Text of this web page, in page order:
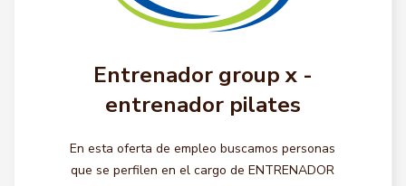
Entrenador group x -
entrenador pilates
En esta oferta de empleo buscamos personas
que se perfilen en el cargo de ENTRENADOR